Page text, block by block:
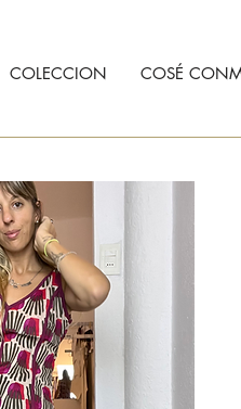
COLECCION COSÉ